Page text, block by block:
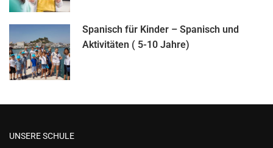
Spanisch für Kinder – Spanisch und
Aktivitäten ( 5-10 Jahre)
UNSERE SCHULE